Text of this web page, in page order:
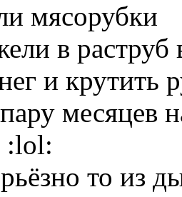
мясорубки
в
и крутить
месяцев
:lol:
то из